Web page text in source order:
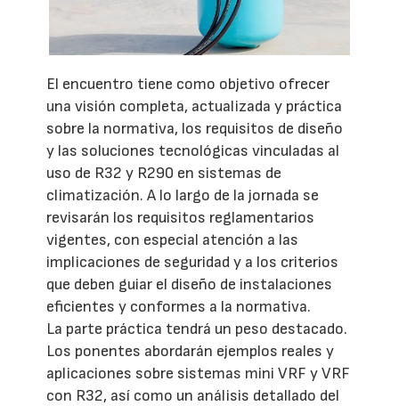
El encuentro tiene como objetivo ofrecer
una visión completa, actualizada y práctica
sobre la normativa, los requisitos de diseño
y las soluciones tecnológicas vinculadas al
uso de R32 y R290 en sistemas de
climatización. A lo largo de la jornada se
revisarán los requisitos reglamentarios
vigentes, con especial atención a las
implicaciones de seguridad y a los criterios
que deben guiar el diseño de instalaciones
eficientes y conformes a la normativa.
La parte práctica tendrá un peso destacado.
Los ponentes abordarán ejemplos reales y
aplicaciones sobre sistemas mini VRF y VRF
con R32, así como un análisis detallado del